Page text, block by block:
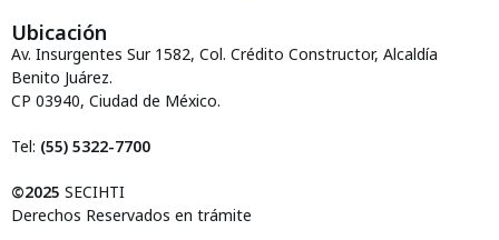
Ubicación
Av. Insurgentes Sur 1582, Col. Crédito Constructor, Alcaldía
Benito Juárez.
CP 03940, Ciudad de México.
Tel: (55) 5322-7700
©2025 SECIHTI
Derechos Reservados en trámite